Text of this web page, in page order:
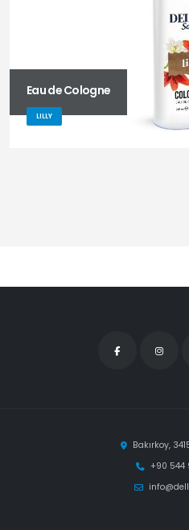
Eau de Cologne
LILLY
Bakırkoy,
+90 544